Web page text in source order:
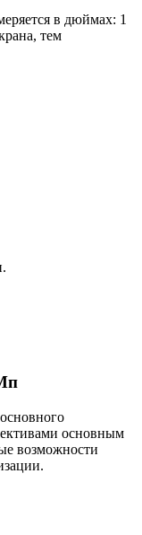
в дюймах: 1
тем
основным
возможности